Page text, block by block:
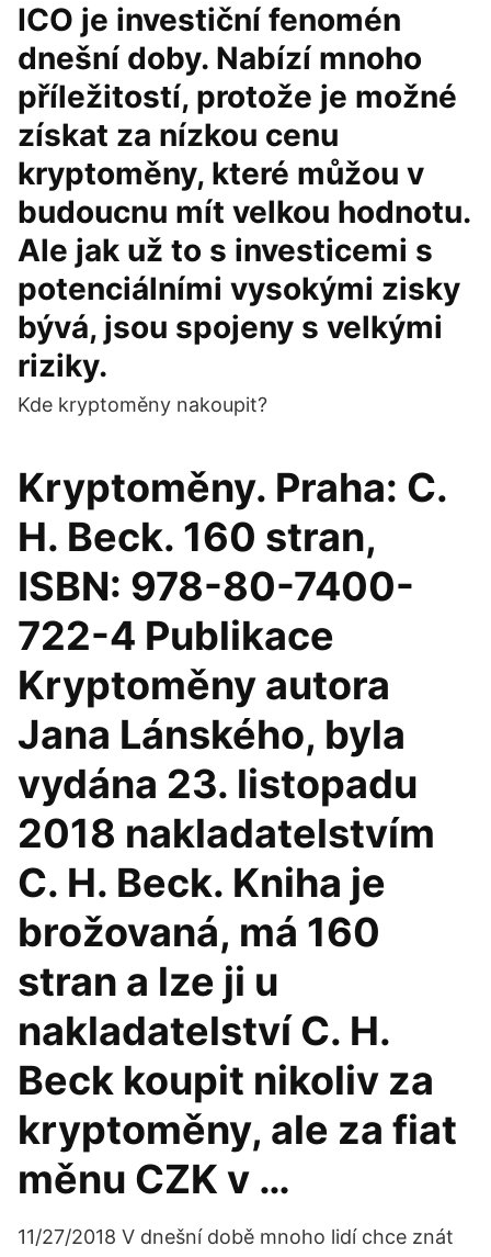
ICO je investiční fenomén
dnešní doby. Nabízí mnoho
příležitostí, protože je možné
získat za nízkou cenu
kryptoměny, které můžou v
budoucnu mít velkou hodnotu.
Ale jak už to s investicemi s
potenciálními vysokými zisky
bývá, jsou spojeny s velkými
riziky.
Kde kryptoměny nakoupit?
Kryptoměny. Praha: C.
H. Beck. 160 stran,
ISBN: 978-80-7400-
722-4 Publikace
Kryptoměny autora
Jana Lánského, byla
vydána 23. listopadu
2018 nakladatelstvím
C. H. Beck. Kniha je
brožovaná, má 160
stran a lze ji u
nakladatelství C. H.
Beck koupit nikoliv za
kryptoměny, ale za fiat
měnu CZK v …
11/27/2018 V dnešní době mnoho lidí chce znát